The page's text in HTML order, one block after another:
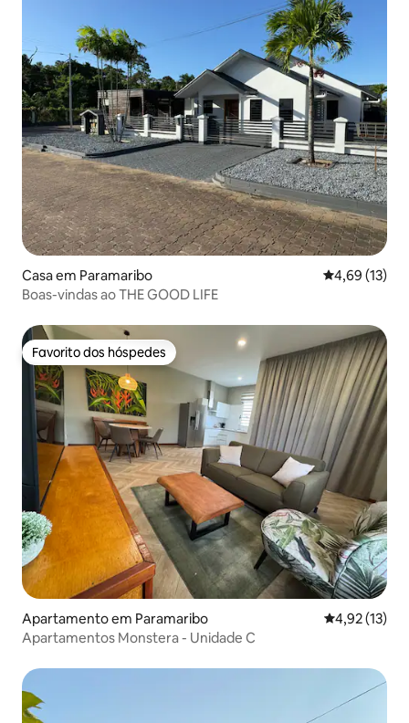
Casa em Paramaribo Classificação
4,69 (13)
Boas-vindas ao THE GOOD LIFE
Favorito dos hóspedes
Favorito dos hóspedes
Apartamento em Paramaribo Classificação
4,92 (13)
Apartamentos Monstera - Unidade C